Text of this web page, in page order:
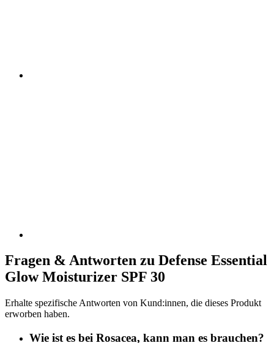
Fragen & Antworten zu Defense Essential
Glow Moisturizer SPF 30
Erhalte spezifische Antworten von Kund:innen, die dieses Produkt
erworben haben.
Wie ist es bei Rosacea, kann man es brauchen?